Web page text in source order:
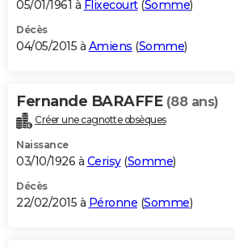
05/01/1961 à Flixecourt(Somme)
Décès
04/05/2015 à Amiens (Somme)
Fernande BARAFFE (88 ans)
Créer une cagnotte obsèques
Naissance
03/10/1926 à Cerisy(Somme)
Décès
22/02/2015 à Péronne (Somme)